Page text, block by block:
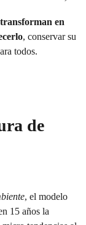
transforman en
, conservar su
todos.
de
, el modelo
15 años la